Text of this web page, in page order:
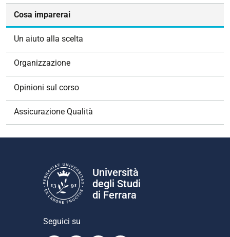
Cosa imparerai
Un aiuto alla scelta
Organizzazione
Opinioni sul corso
Assicurazione Qualità
Università
degli Studi
di Ferrara
Seguici su